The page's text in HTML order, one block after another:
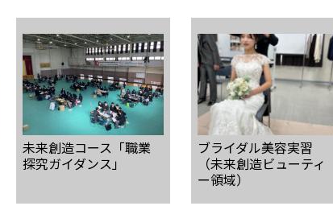
未来創造コース「職業
探究ガイダンス」
ブライダル美容実習
（未来創造ビューティ
ー領域）